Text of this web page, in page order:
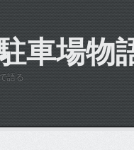
車場物
語る